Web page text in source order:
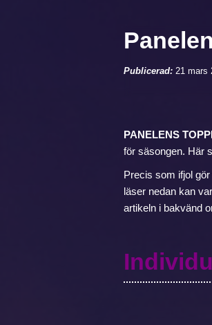
Publicerad: 21 mars
PANELENS
för säsongen. Här
Precis som ifjol
läser nedan kan
artikeln i bakvänd